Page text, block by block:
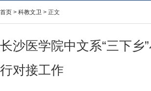
首页 > 科教文卫 > 正文
长沙医学院中文系“三下乡
行对接工作